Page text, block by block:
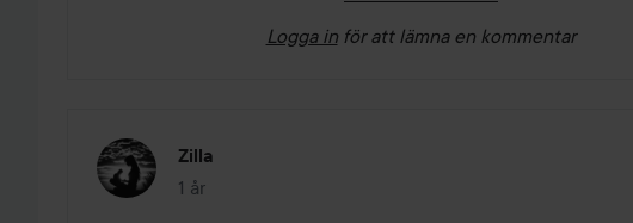
Logga in för att lämna en kommentar
Zilla
1 år
Inlägget skapades 1 år